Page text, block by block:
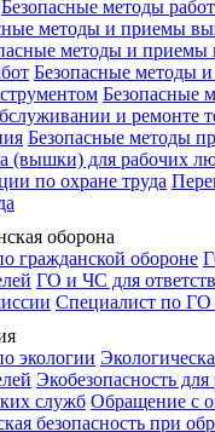
Безопасные методы
методы и приемы
методы и приемы
Безопасные методы
Безопасные
и ремонте
Безопасные методы
(вышки) для рабочих
по охране труда
оборона
гражданской обороне
ГО и ЧС для
Специалист по
экологии
Экобезопасность
служб Обращение с
безопасность при